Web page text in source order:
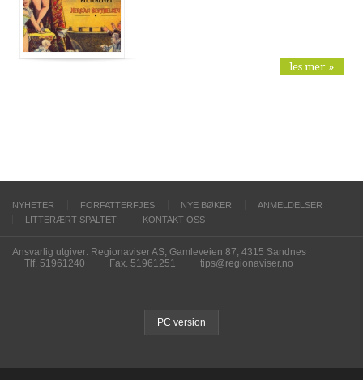
les mer »
NYHETER FORFATTERFJES NYE BØKER
ANMELDELSER
LITTERÆRT SPALTET
KONTAKT OSS
Ansvarlig utgiver: Regionaviser AS, Gamleveien 87, 4315 Sandnes
Tlf. 51961240
Fax. 51961251 tips@regionaviser.no
PC version